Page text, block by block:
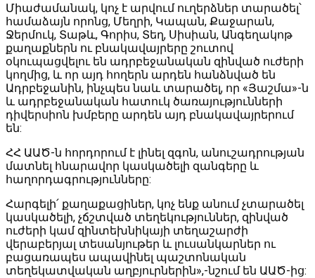
Միաժամանակ, կոչ է արվում ուղերձներ տարածել՝
համաձայն որոնց, Մեղրի, Կապան, Քաջարան,
Ջերմուկ, Տաթև, Գորիս, Տեղ, Սիսիան, Անգեղակոթ
քաղաքներն ու բնակավայրերը շուտով
օկուպացվելու են ադրբեջանական զինված ուժերի
կողմից, և որ այդ հողերն արդեն հանձնված են
Ադրբեջանին, ինչպես նաև տարածել, որ «Յաշմա»-ն
և ադրբեջանական հատուկ ծառայությունների
դիվերսիոն խմբերը արդեն այդ բնակավայրերում
են:
ՀՀ ԱԱԾ-ն հորդորում է լինել զգոն, անուշադրության
մատնել հնարավոր կասկածելի զանգերը և
հաղորդագրությունները:
Հարգելի՛ քաղաքացիներ, կոչ ենք անում չտարածել
կասկածելի, չճշտված տեղեկություններ, զինված
ուժերի կամ զինտեխնիկայի տեղաշարժի
վերաբերյալ տեսանյութեր և լուսանկարներ ու
բացառապես ապավինել պաշտոնական
տեղեկատվական աղբյուրներին»,-նշում են ԱԱԾ-ից: